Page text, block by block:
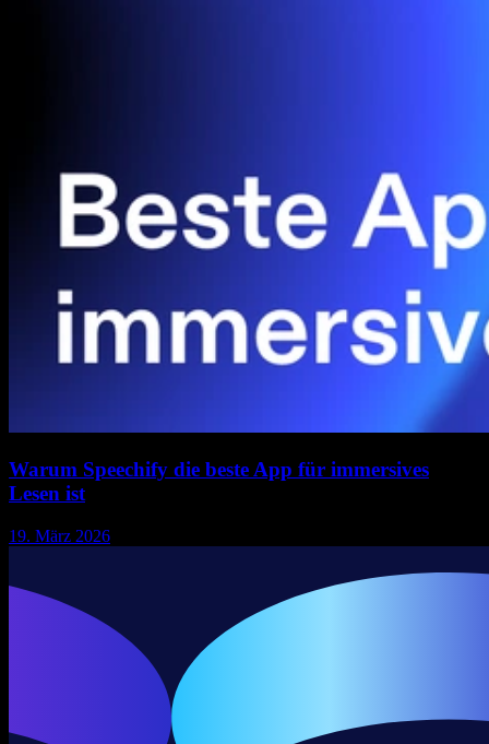
Warum Speechify die beste App für immersives
Lesen ist
19. März 2026